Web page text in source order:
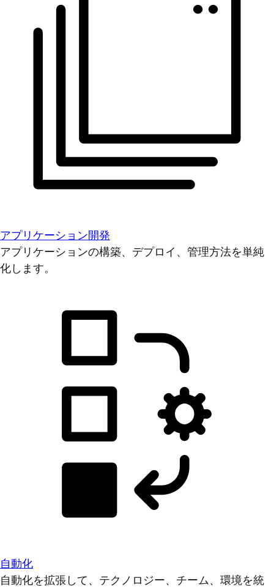
アプリケーション開発
アプリケーションの構築、デプロイ、管理方法を単純
化します。
自動化
自動化を拡張して、テクノロジー、チーム、環境を統